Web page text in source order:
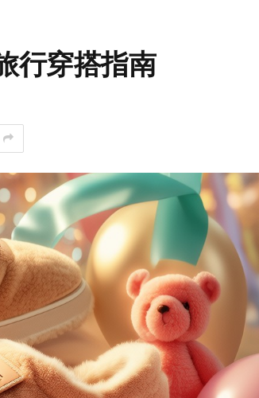
行穿搭指南